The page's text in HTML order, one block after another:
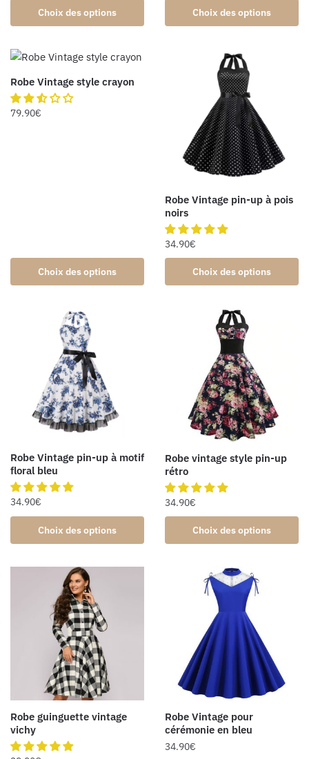
Choix des options Choix des options
Robe Vintage style crayon
79.90€
Choix des options
Robe Vintage pin-up à pois
noirs
34.90€
Choix des options
Robe Vintage pin-up à motif
floral bleu
34.90€
Choix des options
Robe vintage style pin-up
rétro
34.90€
Choix des options
Robe guinguette vintage
vichy
Robe Vintage pour
cérémonie en bleu
34.90€